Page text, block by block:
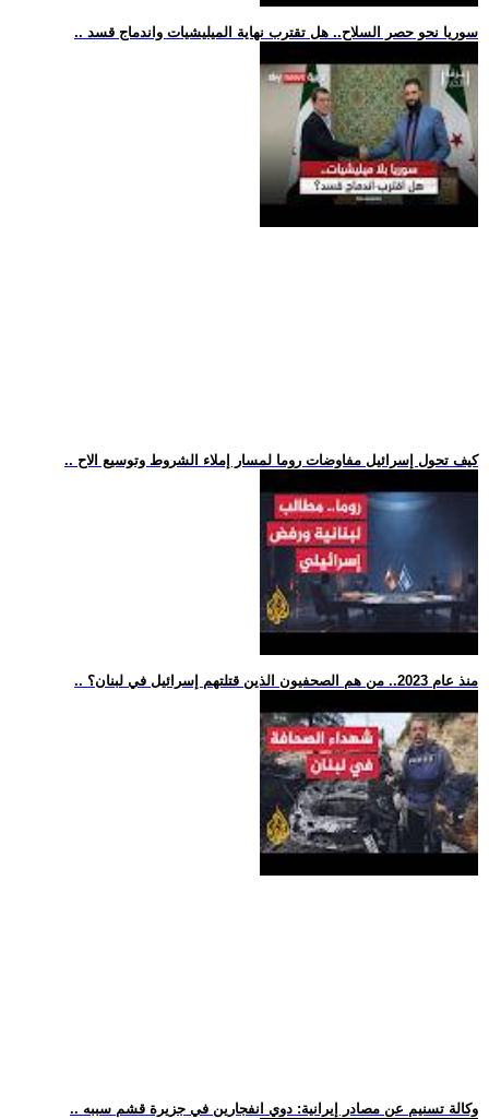
.. سوريا نحو حصر السلاح.. هل تقترب نهاية الميليشيات واندماج قسد
.. كيف تحول إسرائيل مفاوضات روما لمسار إملاء الشروط وتوسيع الاح
.. منذ عام 2023.. من هم الصحفيون الذين قتلتهم إسرائيل في لبنان؟
.. وكالة تسنيم عن مصادر إيرانية: دوي انفجارين في جزيرة قشم سببه